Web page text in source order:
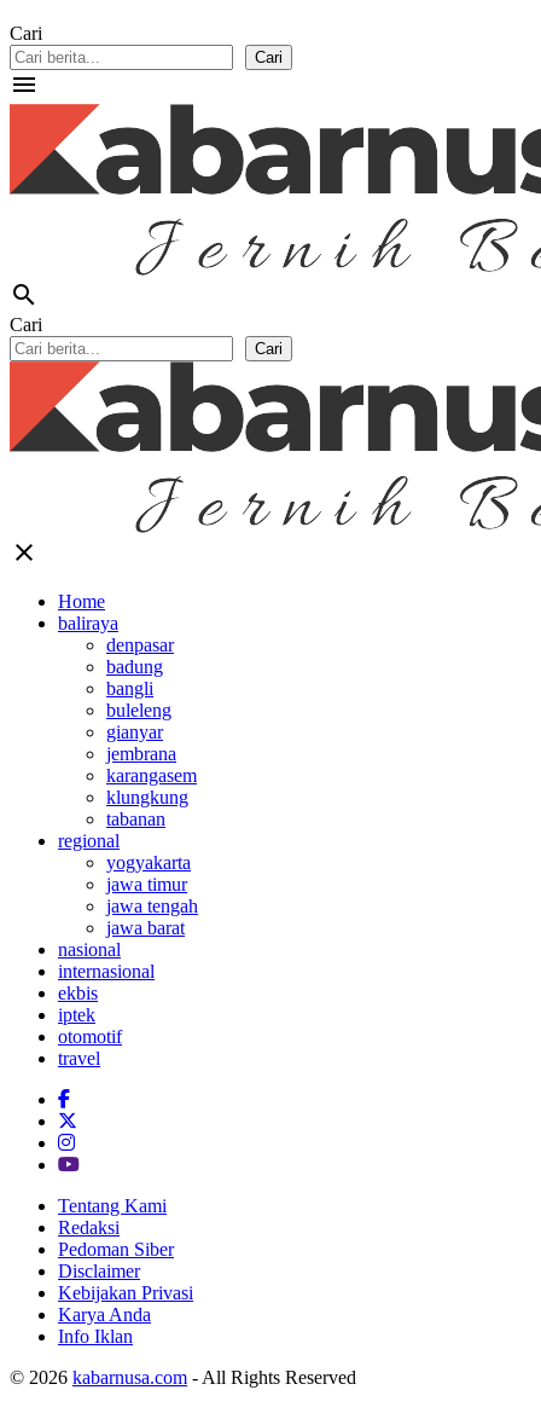
Cari
Cari
menu
search
Cari
Cari
close
Home
baliraya
denpasar
badung
bangli
buleleng
gianyar
jembrana
karangasem
klungkung
tabanan
regional
yogyakarta
jawa timur
jawa tengah
jawa barat
nasional
internasional
ekbis
iptek
otomotif
travel
Tentang Kami
Redaksi
Pedoman Siber
Disclaimer
Kebijakan Privasi
Karya Anda
Info Iklan
© 2026 kabarnusa.com - All Rights Reserved